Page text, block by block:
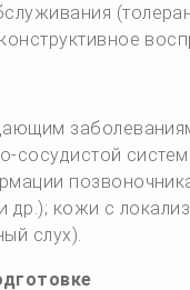
сосудистой
кожи с
слух).